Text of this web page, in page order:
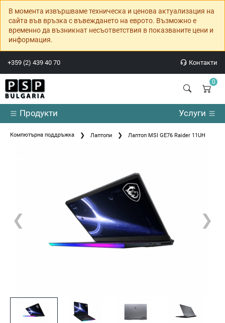
В момента извършваме техническа и ценова актуализация на
сайта във връзка с въвеждането на еврото. Възможно е
временно да възникнат несъответствия в показваните цени и
информация.
+359 (2) 439 40 70 Контакти
0
Продукти Услуги
Компютърна поддръжка Лаптопи Лаптоп MSI GE76 Raider 11UH
❮ ❯